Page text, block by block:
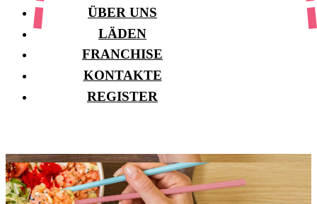
ÜBER UNS
LÄDEN
FRANCHISE
KONTAKTE
REGISTER